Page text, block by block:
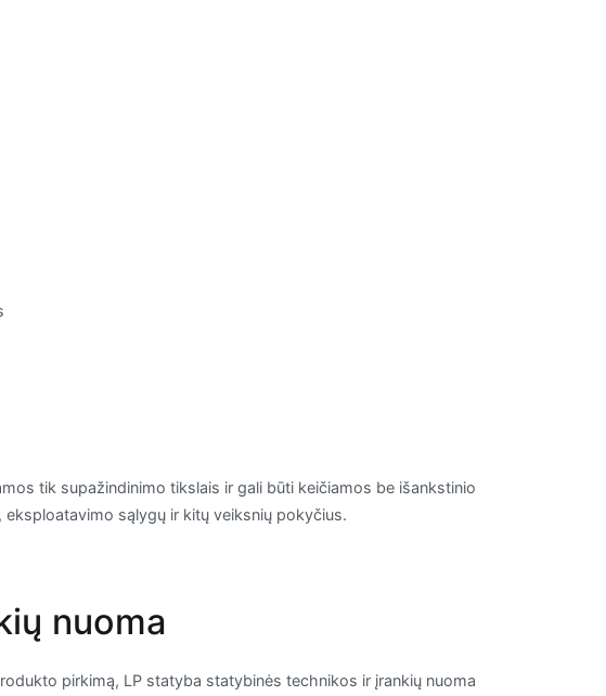
tik supažindinimo tikslais ir gali būti keičiamos be išankstinio
sąlygų ir kitų veiksnių pokyčius.
nuoma
pirkimą, LP statyba statybinės technikos ir įrankių nuoma